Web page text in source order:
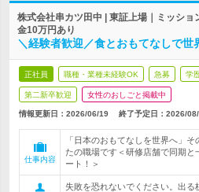
株式会社串カツ田中 | 東証上場｜ミッシ
金10万円あり
＼経験者歓迎／食とおもてなしで世
正社員 職種・業種未経験OK 急募 学
第二新卒歓迎 女性のおしごと掲載中
情報更新日：2026/06/19 終了予定日： 2026/
仕事内容
「日本のおもてなしを世界へ」
たの職場です＜研修店舗で同期と
ート！＞
失敗を恐れないでください。出る